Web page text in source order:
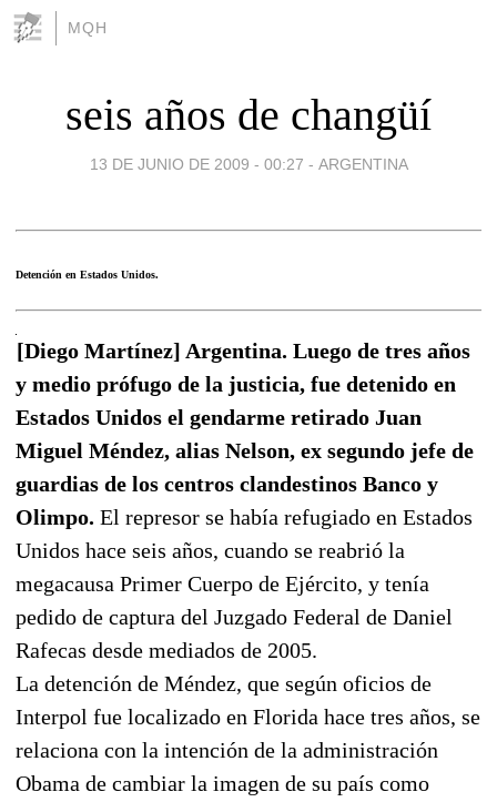
MQH
seis años de changüí
13 DE JUNIO DE 2009 - 00:27 - ARGENTINA
Detención en Estados Unidos.
[Diego Martínez] Argentina. Luego de tres años
y medio prófugo de la justicia, fue detenido en
Estados Unidos el gendarme retirado Juan
Miguel Méndez, alias Nelson, ex segundo jefe de
guardias de los centros clandestinos Banco y
Olimpo. El represor se había refugiado en Estados
Unidos hace seis años, cuando se reabrió la
megacausa Primer Cuerpo de Ejército, y tenía
pedido de captura del Juzgado Federal de Daniel
Rafecas desde mediados de 2005.
La detención de Méndez, que según oficios de
Interpol fue localizado en Florida hace tres años, se
relaciona con la intención de la administración
Obama de cambiar la imagen de su país como